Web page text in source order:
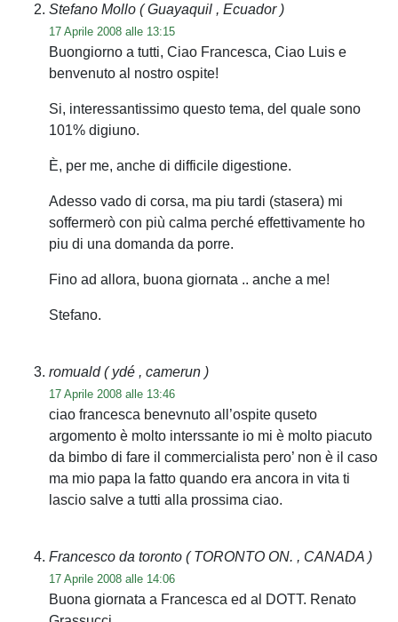
Stefano Mollo ( Guayaquil , Ecuador )
17 Aprile 2008 alle 13:15
Buongiorno a tutti, Ciao Francesca, Ciao Luis e
benvenuto al nostro ospite!
Si, interessantissimo questo tema, del quale sono
101% digiuno.
È, per me, anche di difficile digestione.
Adesso vado di corsa, ma piu tardi (stasera) mi
soffermerò con più calma perché effettivamente ho
piu di una domanda da porre.
Fino ad allora, buona giornata .. anche a me!
Stefano.
romuald( ydé , camerun )
17 Aprile 2008 alle 13:46
ciao francesca benevnuto all’ospite quseto
argomento è molto interssante io mi è molto piacuto
da bimbo di fare il commercialista pero’ non è il caso
ma mio papa la fatto quando era ancora in vita ti
lascio salve a tutti alla prossima ciao.
Francesco da toronto ( TORONTO ON. , CANADA )
17 Aprile 2008 alle 14:06
Buona giornata a Francesca ed al DOTT. Renato